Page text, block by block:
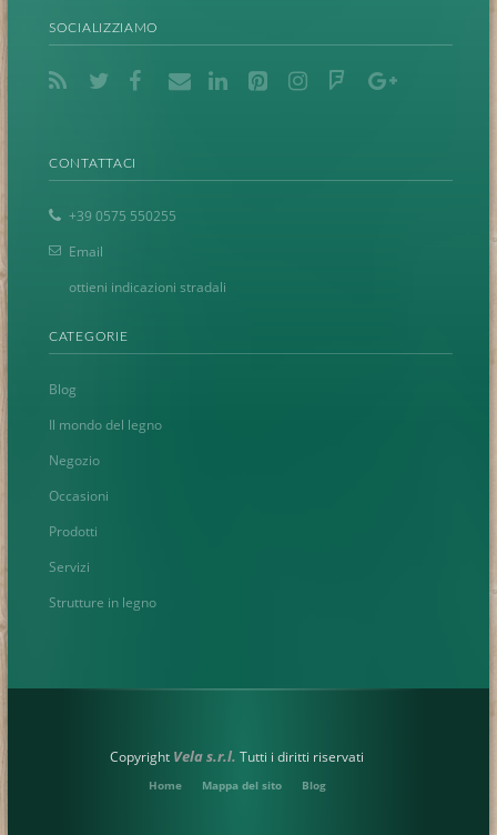
SOCIALIZZIAMO
CONTATTACI
+39 0575 550255
Email
ottieni indicazioni stradali
CATEGORIE
Blog
Il mondo del legno
Negozio
Occasioni
Prodotti
Servizi
Strutture in legno
Copyright Vela s.r.l. Tutti i diritti riservati
Home Mappa del sito Blog